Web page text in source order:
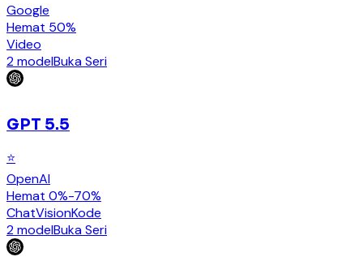
Google
Hemat 50%
Video
2 modelBuka Seri
GPT 5.5
⭐
OpenAI
Hemat 0%-70%
ChatVisionKode
2 modelBuka Seri